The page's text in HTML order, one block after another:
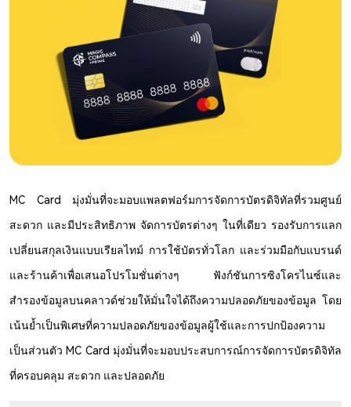
MC Card มุ่งมั่นที่จะมอบแพลตฟอร์มการจัดการบัตรดิจิทัลที่รวมศูนย์
สะดวก และมีประสิทธิภาพ จัดการบัตรต่างๆ ในที่เดียว รองรับการแลก
เปลี่ยนสกุลเงินแบบเรียลไทม์ การใช้บัตรทั่วโลก และร่วมมือกับแบรนด์
และร้านค้าเพื่อเสนอโปรโมชั่นต่างๆ ฟังก์ชันการซิงโครไนซ์และ
สำรองข้อมูลบนคลาวด์ช่วยให้มั่นใจได้ถึงความปลอดภัยของข้อมูล โดย
เน้นย้ำเป็นพิเศษที่ความปลอดภัยของข้อมูลผู้ใช้และการปกป้องความ
เป็นส่วนตัว MC Card มุ่งมั่นที่จะมอบประสบการณ์การจัดการบัตรดิจิทัล
ที่ครอบคลุม สะดวก และปลอดภัย